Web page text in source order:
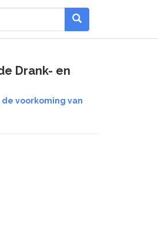
Drank- en
voorkoming van